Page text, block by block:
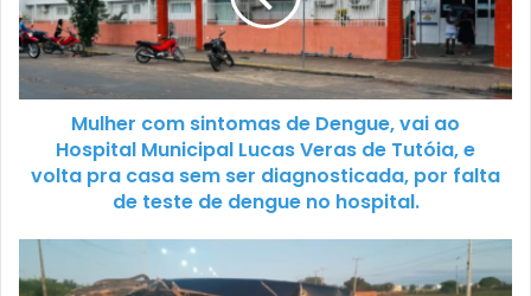
Mulher com sintomas de Dengue, vai ao
Hospital Municipal Lucas Veras de Tutóia, e
volta pra casa sem ser diagnosticada, por falta
de teste de dengue no hospital.